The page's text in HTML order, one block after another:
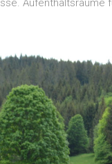
Aufenthaltsräume